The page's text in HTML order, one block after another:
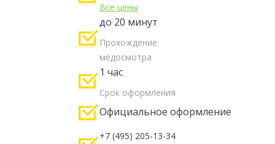
Все цены
до 20 минут
Прохождение
медосмотра
1 час
Срок оформления
Официальное оформление
+7 (495) 205-13-34